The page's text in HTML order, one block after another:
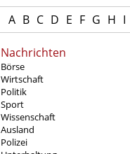
A B C D E F G H I
Nachrichten
Börse
Wirtschaft
Politik
Sport
Wissenschaft
Ausland
Polizei